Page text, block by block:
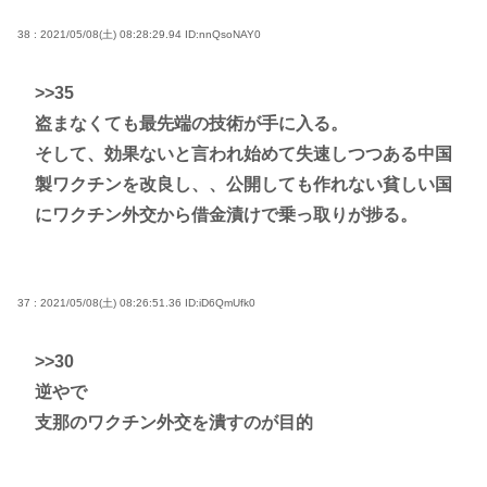
38 : 2021/05/08(土) 08:28:29.94 ID:nnQsoNAY0
>>35
盗まなくても最先端の技術が手に入る。
そして、効果ないと言われ始めて失速しつつある中国
製ワクチンを改良し、、公開しても作れない貧しい国
にワクチン外交から借金漬けで乗っ取りが捗る。
37 : 2021/05/08(土) 08:26:51.36 ID:iD6QmUfk0
>>30
逆やで
支那のワクチン外交を潰すのが目的